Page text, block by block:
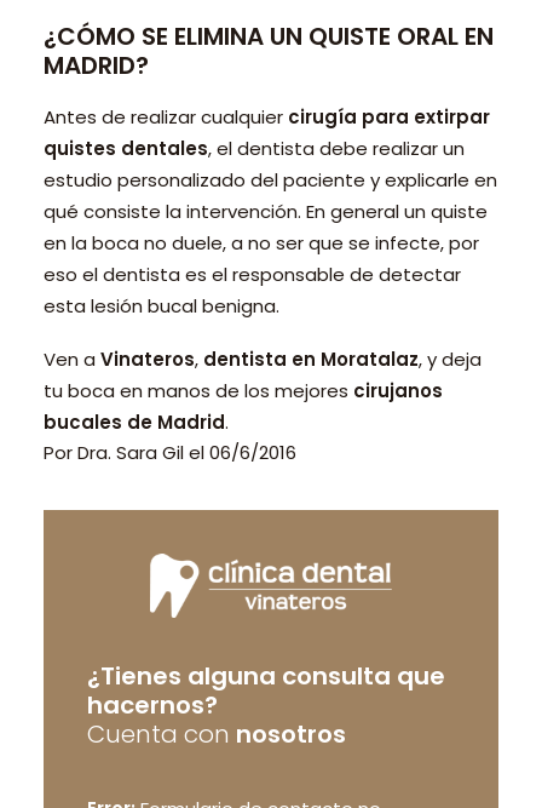
¿CÓMO SE ELIMINA UN QUISTE ORAL EN
MADRID?
Antes de realizar cualquier cirugía para extirpar
quistes dentales, el dentista debe realizar un
estudio personalizado del paciente y explicarle en
qué consiste la intervención. En general un quiste
en la boca no duele, a no ser que se infecte, por
eso el dentista es el responsable de detectar
esta lesión bucal benigna.
Ven a Vinateros, dentista en Moratalaz, y deja
tu boca en manos de los mejores cirujanos
bucales de Madrid.
PorDra. Sara Gilel06/6/2016
¿Tienes alguna consulta que
hacernos?
Cuenta con nosotros